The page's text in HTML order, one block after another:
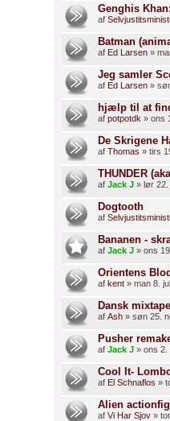
Genghis
af
Batman
af Ed Larsen »
Jeg samler
af Ed Larsen »
hjælp til at
af potpotdk » ons
De Skrigene
af Thomas » tirs
THUNDER
af Jack J » lør 22.
Dogtooth
af
Bananen -
af Jack J » ons
Orientens
af kent » man 8.
Dansk mixtape
af Ash » søn 25.
Pusher
af Jack J » ons 2.
Cool It-
af El Schnaflos »
Alien
af Vi Har Sjov »